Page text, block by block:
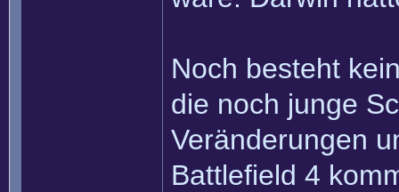
Noch besteht
die noch junge
Veränderungen
Battlefield 4